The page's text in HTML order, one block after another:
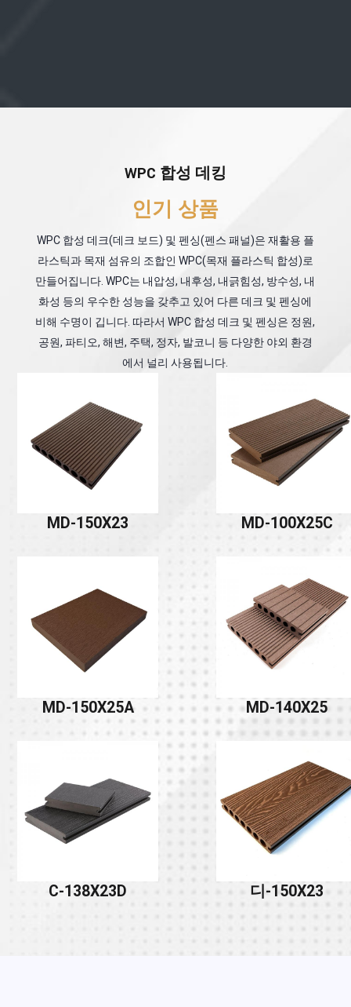
WPC 합성 데킹
인기 상품
WPC 합성 데크(데크 보드) 및 펜싱(펜스 패널)은 재활용 플
라스틱과 목재 섬유의 조합인 WPC(목재 플라스틱 합성)로
만들어집니다. WPC는 내압성, 내후성, 내긁힘성, 방수성, 내
화성 등의 우수한 성능을 갖추고 있어 다른 데크 및 펜싱에
비해 수명이 깁니다. 따라서 WPC 합성 데크 및 펜싱은 정원,
공원, 파티오, 해변, 주택, 정자, 발코니 등 다양한 야외 환경
에서 널리 사용됩니다.
MD-150X23 MD-100X25C
MD-150X25A MD-140X25
C-138X23D 디-150X23